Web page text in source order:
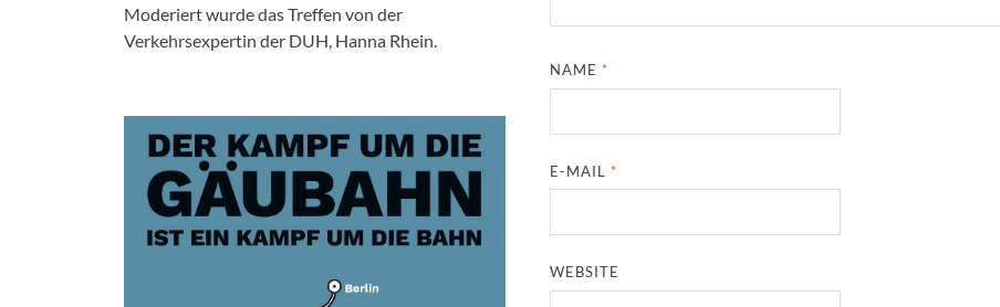
NAME *
E-MAIL *
WEBSITE
Moderiert wurde das Treffen von der
Verkehrsexpertin der DUH, Hanna Rhein.